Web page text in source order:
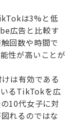
は3%と低
広告と比較す
回数や時間で
性が高いことが
は有効である
いるTikTokを広
10代女子に対
れるのではな